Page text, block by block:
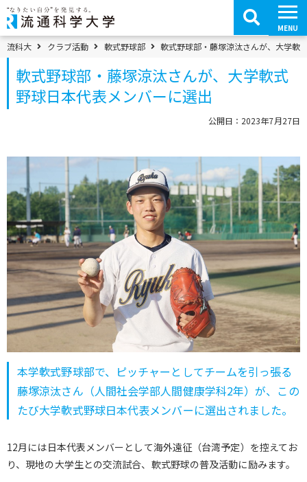
コ
ン
テ
ン
ツ
へ
移
MENU
パンくずメニュー
流科大 クラブ活動 軟式野球部 軟式野球部・藤塚涼汰さんが、大学軟
軟式野球部・藤塚涼汰さんが、大学軟式
野球日本代表メンバーに選出
公開日：2023年7月27日
本学軟式野球部で、ピッチャーとしてチームを引っ張る
藤塚涼汰さん（人間社会学部人間健康学科2年）が、この
たび大学軟式野球日本代表メンバーに選出されました。
12月には日本代表メンバーとして海外遠征（台湾予定）を控えてお
り、現地の大学生との交流試合、軟式野球の普及活動に励みます。